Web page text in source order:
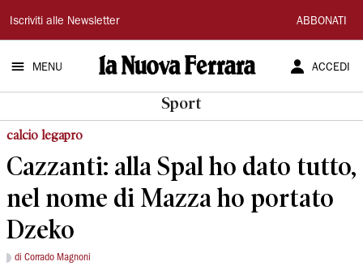
La
Nuova
Ferrara
Iscriviti alle Newsletter ABBONATI
MENU ACCEDI
Sport
calcio legapro
Cazzanti: alla Spal ho dato tutto,
nel nome di Mazza ho portato
Dzeko
di Corrado Magnoni